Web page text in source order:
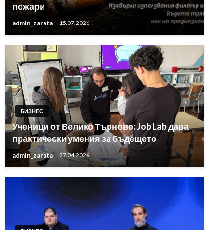
пожари
admin_zarata 15.07.2026
БИЗНЕС
Ученици от Велико Търново: Job Lab дава
практически умения за бъдещето
admin_zarata 27.04.2026